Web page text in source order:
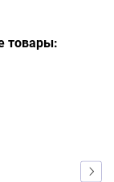
товары: